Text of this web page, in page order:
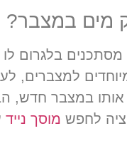
מים במצבר?
בלגרום לו
למצברים,
אותו במצבר חדש,
לחפש מוסך נייד